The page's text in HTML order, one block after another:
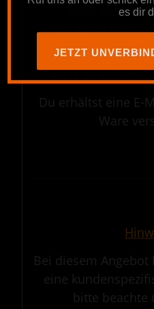
nach deiner
Sollte sich die
wirst du
Du erhältst eine E-
Ware
Bei diesem
eine
bitte beachte
„Manche Dinge
System T-
Bevor du woanders
Ruf uns an oder schick
es dir